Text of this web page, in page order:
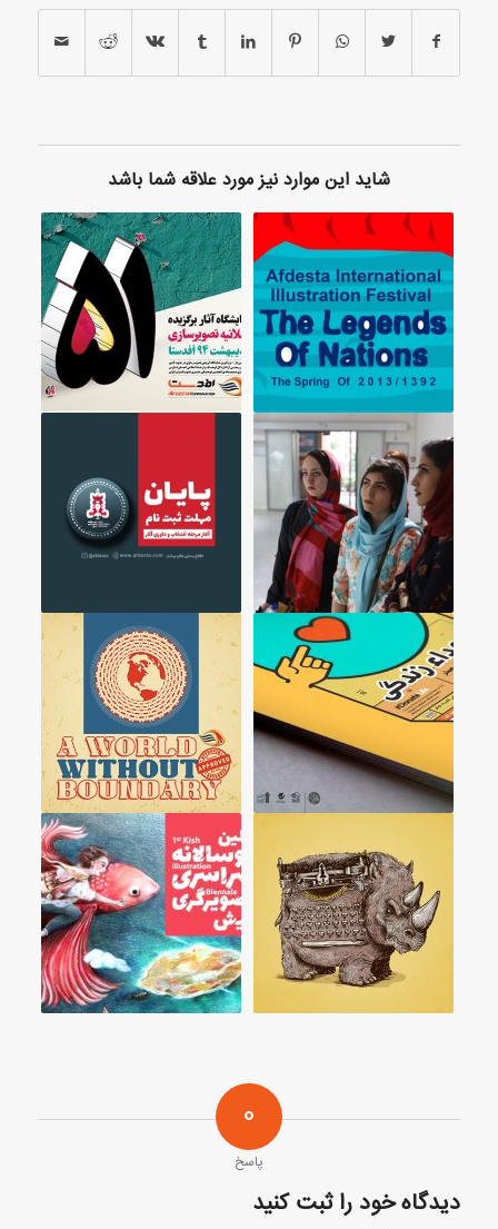
شاید این موارد نیز مورد علاقه شما باشد
0
پاسخ
دیدگاه خود را ثبت کنید